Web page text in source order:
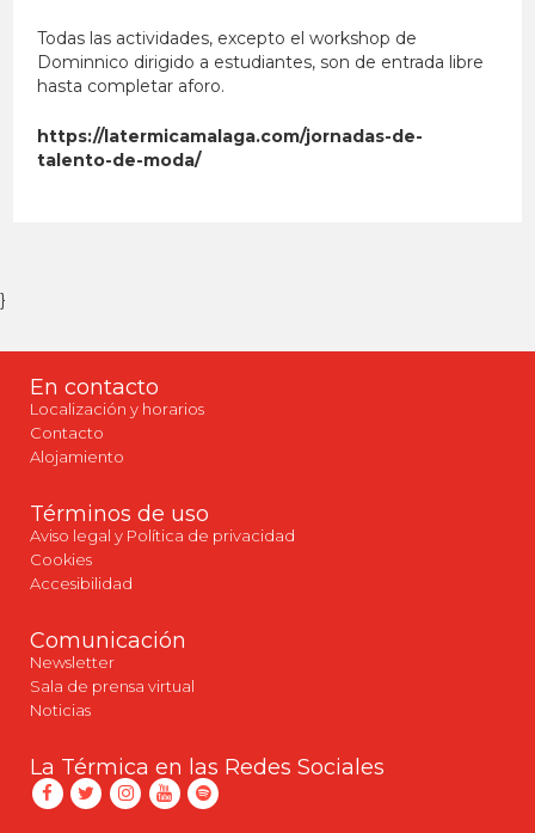
Todas las actividades, excepto el workshop de
Dominnico dirigido a estudiantes, son de entrada libre
hasta completar aforo.
https://latermicamalaga.com/jornadas-de-
talento-de-moda/
}
En contacto
Localización y horarios
Contacto
Alojamiento
Términos de uso
Aviso legal y Política de privacidad
Cookies
Accesibilidad
Comunicación
Newsletter
Sala de prensa virtual
Noticias
La Térmica en las Redes Sociales